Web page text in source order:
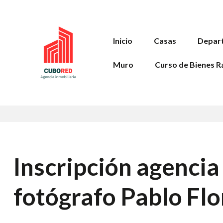
Inicio Casas
Muro Curso de Bienes
Inscripción
fotógrafo Pablo